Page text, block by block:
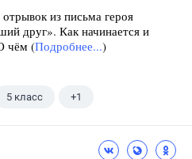
из письма героя
друг». Как начинается и
чём (Подробнее...)
5 класс +1